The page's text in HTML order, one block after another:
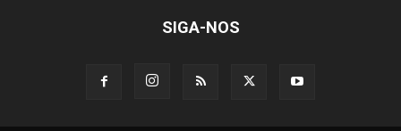
SIGA-NOS